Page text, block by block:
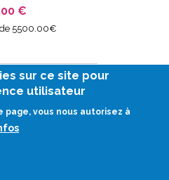
€
5500.00€
sur ce site pour
utilisateur
vous nous autorisez à